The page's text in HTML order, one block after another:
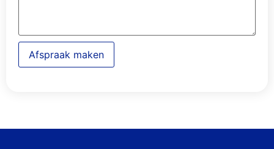
Afspraak maken